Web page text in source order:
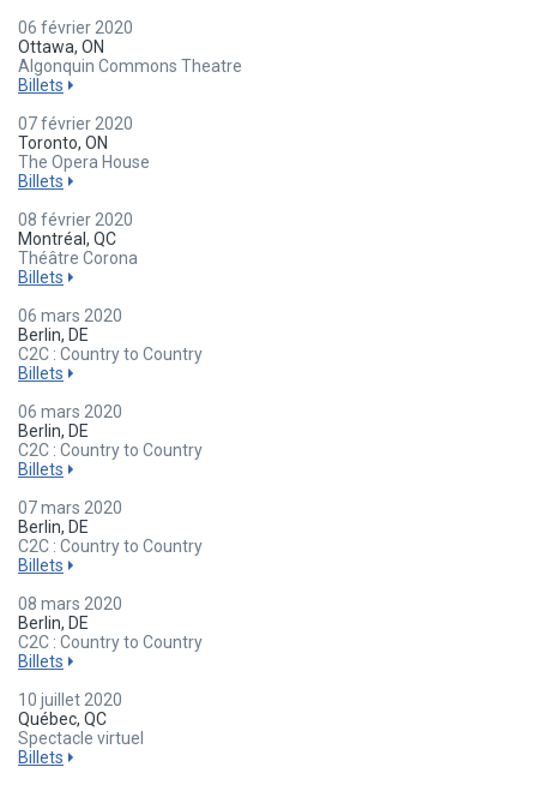
06 février 2020
Ottawa, ON
Algonquin Commons Theatre
Billets
07 février 2020
Toronto, ON
The Opera House
Billets
08 février 2020
Montréal, QC
Théâtre Corona
Billets
06 mars 2020
Berlin, DE
C2C : Country to Country
Billets
06 mars 2020
Berlin, DE
C2C : Country to Country
Billets
07 mars 2020
Berlin, DE
C2C : Country to Country
Billets
08 mars 2020
Berlin, DE
C2C : Country to Country
Billets
10 juillet 2020
Québec, QC
Spectacle virtuel
Billets